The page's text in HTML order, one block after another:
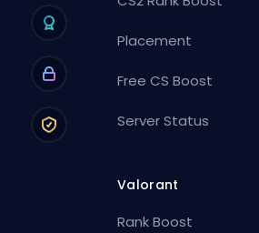
Placement
Free CS Boost
Server Status
Valorant
Rank Boost